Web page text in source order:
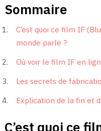
Sommaire
C’est quoi ce film IF
monde parle ?
Où voir le film IF en
Les secrets de
Explication de la fin et
C’est quoi ce